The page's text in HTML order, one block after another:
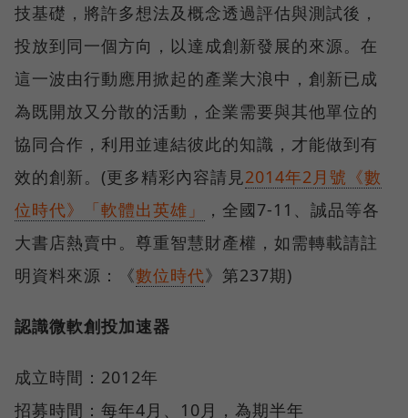
技基礎，將許多想法及概念透過評估與測試後，
投放到同一個方向，以達成創新發展的來源。在
這一波由行動應用掀起的產業大浪中，創新已成
為既開放又分散的活動，企業需要與其他單位的
協同合作，利用並連結彼此的知識，才能做到有
效的創新。(更多精彩內容請見2014年2月號《數
位時代》「軟體出英雄」
，全國7-11、誠品等各
大書店熱賣中。尊重智慧財產權，如需轉載請註
明資料來源：《數位時代》第237期)
認識微軟創投加速器
成立時間：2012年
招募時間：每年4月、10月，為期半年